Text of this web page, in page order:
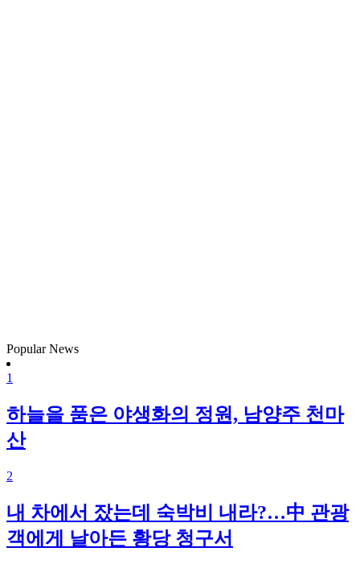
Popular News
1
하늘을 품은 야생화의 정원, 남양주 천마
산
2
내 차에서 잤는데 숙박비 내라?…中 관광
객에게 날아든 황당 청구서